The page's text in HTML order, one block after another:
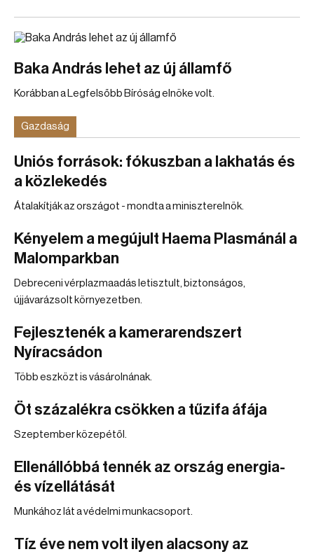
Baka András lehet az új államfő
Korábban a Legfelsőbb Bíróság elnöke volt.
Gazdaság
Uniós források: fókuszban a lakhatás és
a közlekedés
Átalakítják az országot - mondta a miniszterelnök.
Kényelem a megújult Haema Plasmánál a
Malomparkban
Debreceni vérplazmaadás letisztult, biztonságos,
újjávarázsolt környezetben.
Fejlesztenék a kamerarendszert
Nyíracsádon
Több eszközt is vásárolnának.
Öt százalékra csökken a tűzifa áfája
Szeptember közepétől.
Ellenállóbbá tennék az ország energia-
és vízellátását
Munkához lát a védelmi munkacsoport.
Tíz éve nem volt ilyen alacsony az